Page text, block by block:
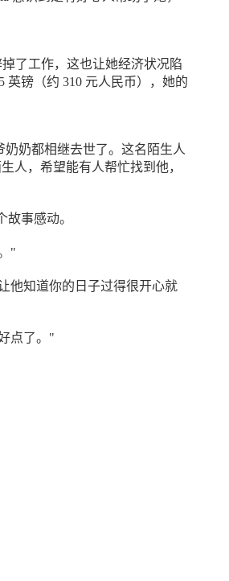
了工作，这也让她经济状况陷
英镑（约 310 元人民币），她的
奶都相继去世了。这名陌生人
人，希望能有人帮忙找到他，
事感动。
"
他知道你的日子过得很开心就
点了。"